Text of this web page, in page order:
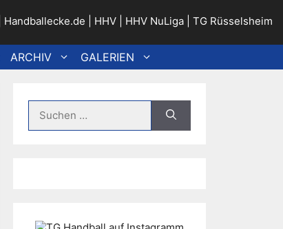
Handballecke.de HHV HHV NuLiga TG Rüsselsheim
ARCHIV GALERIEN
nach: